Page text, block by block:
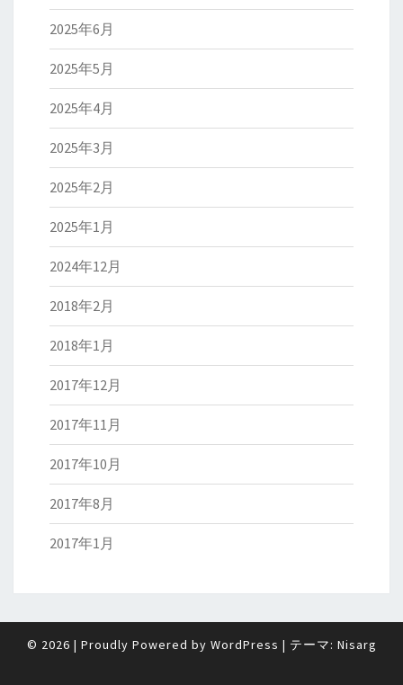
2025年6月
2025年5月
2025年4月
2025年3月
2025年2月
2025年1月
2024年12月
2018年2月
2018年1月
2017年12月
2017年11月
2017年10月
2017年8月
2017年1月
© 2026 | Proudly Powered by WordPress | テーマ: Nisarg